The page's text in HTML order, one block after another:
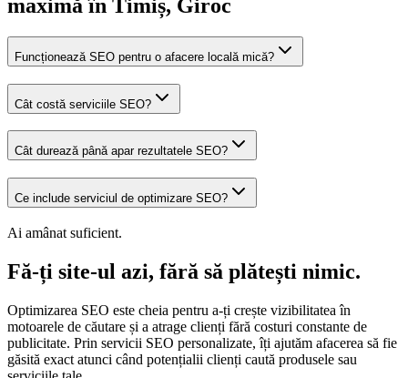
maximă în Timiș, Giroc
Funcționează SEO pentru o afacere locală mică?
Cât costă serviciile SEO?
Cât durează până apar rezultatele SEO?
Ce include serviciul de optimizare SEO?
Ai amânat suficient.
Fă-ți site-ul azi, fără să plătești nimic.
Optimizarea SEO este cheia pentru a-ți crește vizibilitatea în
motoarele de căutare și a atrage clienți fără costuri constante de
publicitate. Prin servicii SEO personalizate, îți ajutăm afacerea să fie
găsită exact atunci când potențialii clienți caută produsele sau